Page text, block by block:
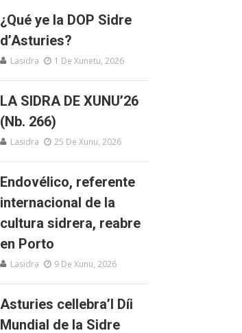
¿Qué ye la DOP Sidre
d’Asturies?
Lasidra 1 De Xunetu, 2026
LA SIDRA DE XUNU’26
(Nb. 266)
Lasidra 25 De Xunu, 2026
Endovélico, referente
internacional de la
cultura sidrera, reabre
en Porto
Lasidra 9 De Xunu, 2026
Asturies cellebra’l Díi
Mundial de la Sidre